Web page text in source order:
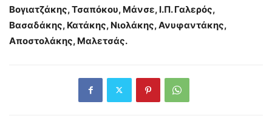
Βογιατζάκης, Τσαπόκου, Μάνσε, Ι.Π. Γαλερός,
Βασαδάκης, Κατάκης, Νιολάκης, Ανυφαντάκης,
Αποστολάκης, Μαλετσάς.